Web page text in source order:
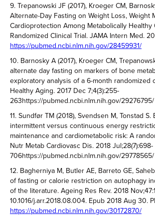
9. Trepanowski JF (2017), Kroeger CM,
Alternate-Day Fasting on Weight Loss, Weight
Cardioprotection Among Metabolically
Randomized Clinical Trial. JAMA Intern Med.
https://pubmed.ncbi.nlm.nih.gov/28459931/
10. Barnosky A (2017), Kroeger CM,
alternate day fasting on markers of bone
exploratory analysis of a 6-month randomized
Healthy Aging. 2017 Dec 7;4(3):255-
263https://pubmed.ncbi.nlm.nih.gov/29276795/
11. Sundfør TM (2018), Svendsen M, Tonstad S.
intermittent versus continuous energy
maintenance and cardiometabolic risk: A
Nutr Metab Cardiovasc Dis. 2018 Jul;28(7):698-
706https://pubmed.ncbi.nlm.nih.gov/29778565/
12. Bagherniya M, Butler AE, Barreto GE,
of fasting or calorie restriction on autophagy
of the literature. Ageing Res Rev. 2018
10.1016/j.arr.2018.08.004. Epub 2018 Aug 30.
https://pubmed.ncbi.nlm.nih.gov/30172870/